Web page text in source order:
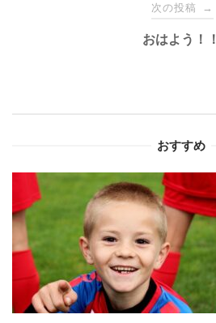
シ
ョ
ン
次の投稿 →
おはよう！！
おすすめ